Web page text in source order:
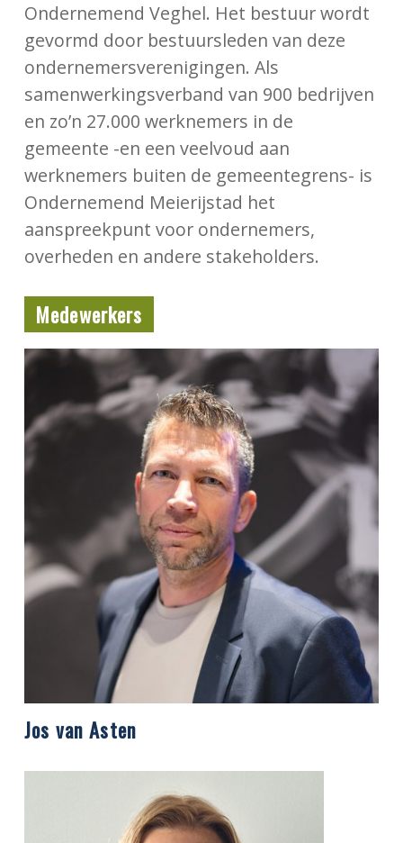
Ondernemend Veghel. Het bestuur wordt
gevormd door bestuursleden van deze
ondernemersverenigingen. Als
samenwerkingsverband van 900 bedrijven
en zo’n 27.000 werknemers in de
gemeente -en een veelvoud aan
werknemers buiten de gemeentegrens- is
Ondernemend Meierijstad het
aanspreekpunt voor ondernemers,
overheden en andere stakeholders.
Medewerkers
Jos van Asten